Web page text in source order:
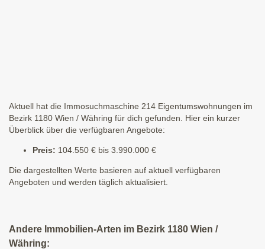
Aktuell hat die Immosuchmaschine 214 Eigentumswohnungen im
Bezirk 1180 Wien / Währing für dich gefunden. Hier ein kurzer
Überblick über die verfügbaren Angebote:
Preis: 104.550 € bis 3.990.000 €
Die dargestellten Werte basieren auf aktuell verfügbaren
Angeboten und werden täglich aktualisiert.
Andere Immobilien-Arten im Bezirk 1180 Wien /
Währing: